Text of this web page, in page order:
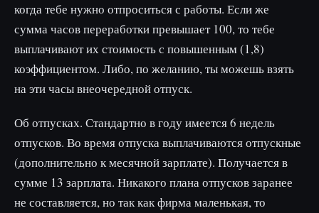
когда тебе нужно отпроситься с работы. Если же
сумма часов переработки превышает 100, то тебе
выплачивают их стоимость с повышенным (1,8)
коэффициентом. Либо, по желанию, ты можешь взять
на эти часы внеочередной отпуск.
Об отпусках. Стандартно в году имеется 6 недель
отпусков. Во время отпуска выплачиваются отпускные
(дополнительно к месячной зарплате). Получается в
сумме 13 зарплата. Никакого плана отпусков заранее
не составляется, но так как фирма маленькая, то